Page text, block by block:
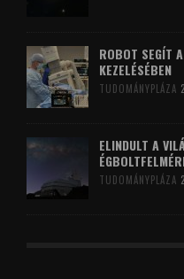
ROBOT SEGÍT
KEZELÉSÉBEN
TUDOMÁNYPLÁZA
ELINDULT A
TUDOMÁNYPLÁZA